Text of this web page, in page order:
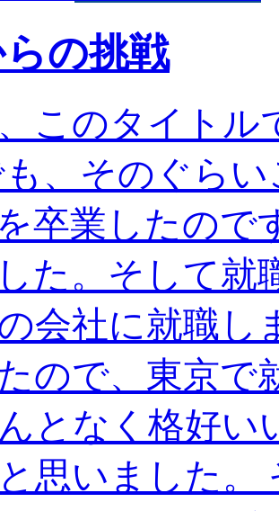
らの挑戦
このタイトル
、そのぐら
卒業したので
た。そして就
会社に就職し
ので、東京で
となく格好
思いました。